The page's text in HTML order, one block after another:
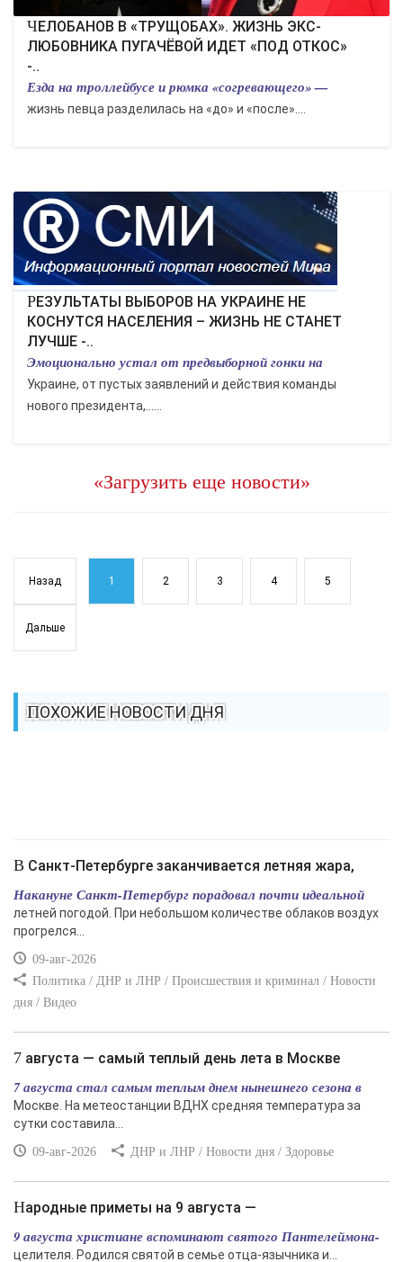
ЧЕЛОБАНОВ В «ТРУЩОБАХ». ЖИЗНЬ ЭКС-
ЛЮБОВНИКА ПУГАЧЁВОЙ ИДЕТ «ПОД ОТКОС»
-..
Езда на троллейбусе и рюмка «согревающего» —
жизнь певца разделилась на «до» и «после»....
РЕЗУЛЬТАТЫ ВЫБОРОВ НА УКРАИНЕ НЕ
КОСНУТСЯ НАСЕЛЕНИЯ – ЖИЗНЬ НЕ СТАНЕТ
ЛУЧШЕ -..
Эмоционально устал от предвыборной гонки на
Украине, от пустых заявлений и действия команды
нового президента,…...
«Загрузить еще новости»
Назад 1 2 3 4 5
Дальше
ПОХОЖИЕ НОВОСТИ ДНЯ
В Санкт-Петербурге заканчивается летняя жара,
Накануне Санкт-Петербург порадовал почти идеальной
летней погодой. При небольшом количестве облаков воздух
прогрелся...
09-авг-2026
Политика / ДНР и ЛНР / Происшествия и криминал / Новости
дня / Видео
7 августа — самый теплый день лета в Москве
7 августа стал самым теплым днем нынешнего сезона в
Москве. На метеостанции ВДНХ средняя температура за
сутки составила...
09-авг-2026 ДНР и ЛНР / Новости дня / Здоровье
Народные приметы на 9 августа —
9 августа христиане вспоминают святого Пантелеймона-
целителя. Родился святой в семье отца-язычника и...